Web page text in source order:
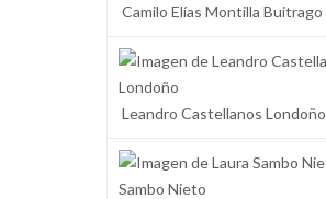
Camilo Elías Montilla Buitrago
Leandro Castellanos Londoño
Sambo Nieto